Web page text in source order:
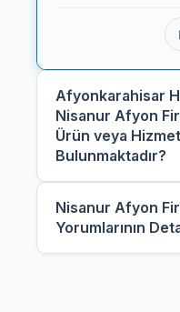
Afyonkarahisar
Nisanur Afyon
Ürün veya
Bulunmaktadır?
Nisanur Afyon
Yorumlarının